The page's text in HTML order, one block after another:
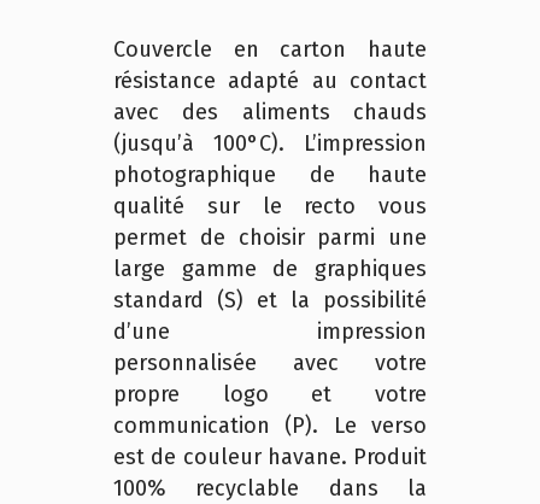
Couvercle en carton haute
résistance adapté au contact
avec des aliments chauds
(jusqu’à 100°C). L’impression
photographique de haute
qualité sur le recto vous
permet de choisir parmi une
large gamme de graphiques
standard (S) et la possibilité
d’une impression
personnalisée avec votre
propre logo et votre
communication (P). Le verso
est de couleur havane. Produit
100% recyclable dans la